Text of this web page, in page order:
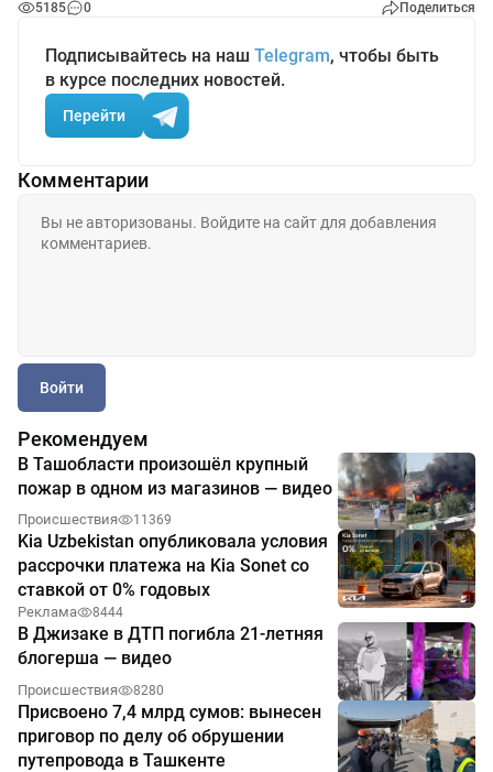
5185 0 Поделиться
Подписывайтесь на наш Telegram, чтобы быть
в курсе последних новостей.
Перейти
Комментарии
Войти
Рекомендуем
В Ташобласти произошёл крупный
пожар в одном из магазинов — видео
Происшествия 11369
Kia Uzbekistan опубликовала условия
рассрочки платежа на Kia Sonet со
ставкой от 0% годовых
Реклама 8444
В Джизаке в ДТП погибла 21-летняя
блогерша — видео
Происшествия 8280
Присвоено 7,4 млрд сумов: вынесен
приговор по делу об обрушении
путепровода в Ташкенте